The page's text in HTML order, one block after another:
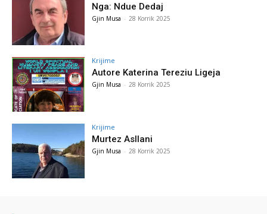
Nga: Ndue Dedaj
Gjin Musa - 28 Korrik 2025
Krijime
Autore Katerina Tereziu Ligeja
Gjin Musa - 28 Korrik 2025
Krijime
Murtez Asllani
Gjin Musa - 28 Korrik 2025